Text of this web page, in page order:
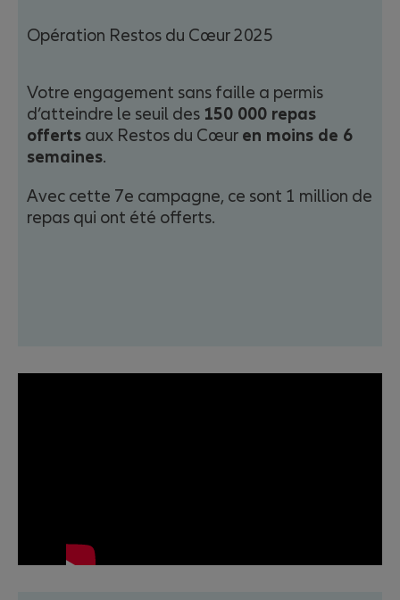
Opération Restos du Cœur 2025
Votre engagement sans faille a permis
d’atteindre le seuil des 150 000 repas
offerts aux Restos du Cœur en moins de 6
semaines.
Avec cette 7e campagne, ce sont 1 million de
repas qui ont été offerts.